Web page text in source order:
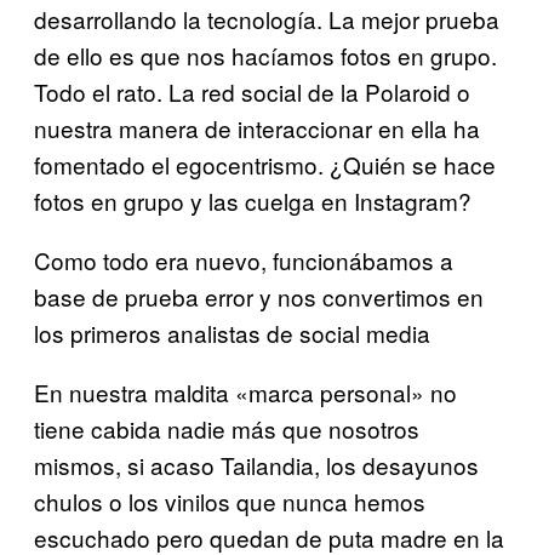
desarrollando la tecnología. La mejor prueba
de ello es que nos hacíamos fotos en grupo.
Todo el rato. La red social de la Polaroid o
nuestra manera de interaccionar en ella ha
fomentado el egocentrismo. ¿Quién se hace
fotos en grupo y las cuelga en Instagram?
Como todo era nuevo, funcionábamos a
base de prueba error y nos convertimos en
los primeros analistas de social media
En nuestra maldita «marca personal» no
tiene cabida nadie más que nosotros
mismos, si acaso Tailandia, los desayunos
chulos o los vinilos que nunca hemos
escuchado pero quedan de puta madre en la